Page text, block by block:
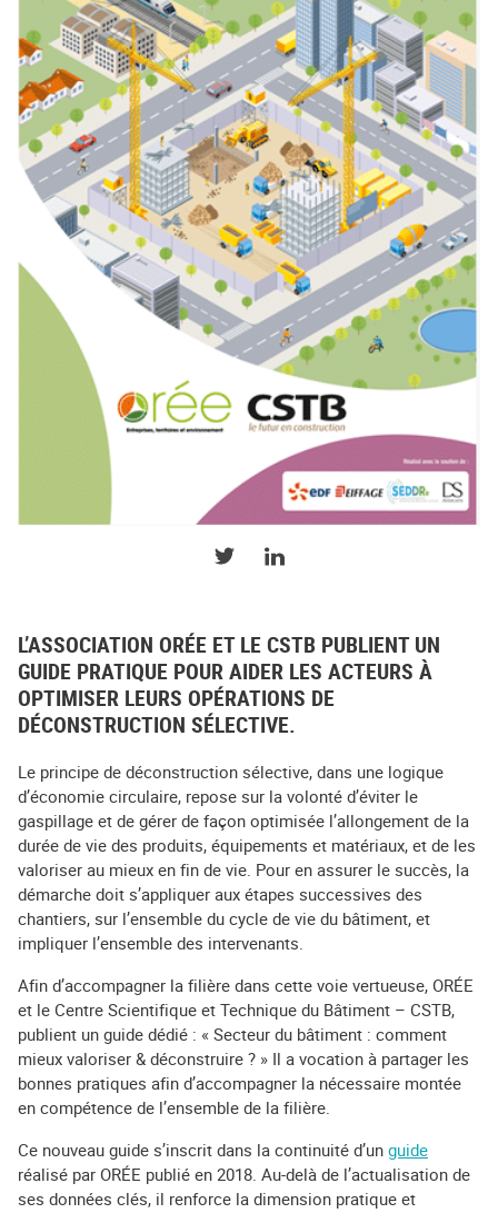
PARTAGER SUR TWITTER
PARTAGER SUR LINKEDIN
L’ASSOCIATION ORÉE ET LE CSTB PUBLIENT UN
GUIDE PRATIQUE POUR AIDER LES ACTEURS À
OPTIMISER LEURS OPÉRATIONS DE
DÉCONSTRUCTION SÉLECTIVE.
Le principe de déconstruction sélective, dans une logique
d’économie circulaire, repose sur la volonté d’éviter le
gaspillage et de gérer de façon optimisée l’allongement de la
durée de vie des produits, équipements et matériaux, et de les
valoriser au mieux en fin de vie. Pour en assurer le succès, la
démarche doit s’appliquer aux étapes successives des
chantiers, sur l’ensemble du cycle de vie du bâtiment, et
impliquer l’ensemble des intervenants.
Afin d’accompagner la filière dans cette voie vertueuse, ORÉE
et le Centre Scientifique et Technique du Bâtiment – CSTB,
publient un guide dédié : « Secteur du bâtiment : comment
mieux valoriser & déconstruire ? » Il a vocation à partager les
bonnes pratiques afin d’accompagner la nécessaire montée
en compétence de l’ensemble de la filière.
Ce nouveau guide s’inscrit dans la continuité d’un guide
réalisé par ORÉE publié en 2018. Au-delà de l’actualisation de
ses données clés, il renforce la dimension pratique et